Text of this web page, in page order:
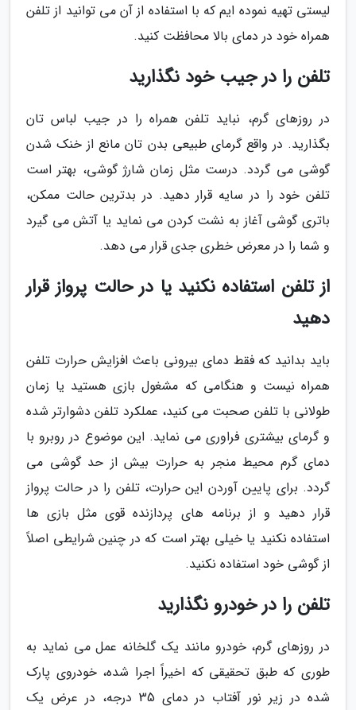
لیستی تهیه نموده ایم که با استفاده از آن می توانید از تلفن
همراه خود در دمای بالا محافظت کنید.
تلفن را در جیب خود نگذارید
در روزهای گرم، نباید تلفن همراه را در جیب لباس تان
بگذارید. در واقع گرمای طبیعی بدن تان مانع از خنک شدن
گوشی می گردد. درست مثل زمان شارژ گوشی، بهتر است
تلفن خود را در سایه قرار دهید. در بدترین حالت ممکن،
باتری گوشی آغاز به نشت کردن می نماید یا آتش می گیرد
و شما را در معرض خطری جدی قرار می دهد.
از تلفن استفاده نکنید یا در حالت پرواز قرار
دهید
باید بدانید که فقط دمای بیرونی باعث افزایش حرارت تلفن
همراه نیست و هنگامی که مشغول بازی هستید یا زمان
طولانی با تلفن صحبت می کنید، عملکرد تلفن دشوارتر شده
و گرمای بیشتری فراوری می نماید. این موضوع در روبرو با
دمای گرم محیط منجر به حرارت بیش از حد گوشی می
گردد. برای پایین آوردن این حرارت، تلفن را در حالت پرواز
قرار دهید و از برنامه های پردازنده قوی مثل بازی ها
استفاده نکنید یا خیلی بهتر است که در چنین شرایطی اصلاً
از گوشی خود استفاده نکنید.
تلفن را در خودرو نگذارید
در روزهای گرم، خودرو مانند یک گلخانه عمل می نماید به
طوری که طبق تحقیقی که اخیراً اجرا شده، خودروی پارک
شده در زیر نور آفتاب در دمای 35 درجه، در عرض یک